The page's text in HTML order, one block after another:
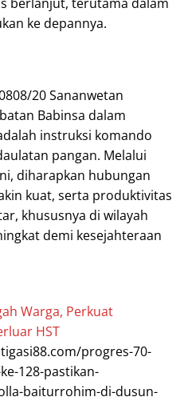
ke depannya.
20 Sananwetan
Babinsa dalam
instruksi komando
pangan. Melalui
diharapkan hubungan
kuat, serta produktivitas
khususnya di wilayah
demi kesejahteraan
Warga, Perkuat
HST
progres-70-
128-pastikan-
baiturrohim-di-dusun-